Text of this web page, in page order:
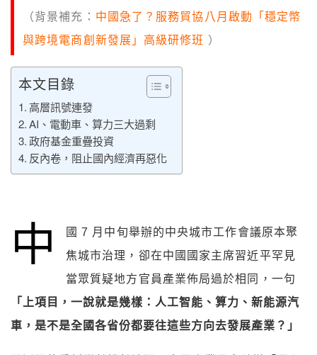
（背景補充： 中國急了？服務貿協八月啟動「穩定幣
與跨境電商創新發展」高級研修班 ）
本文目錄
高層訊號連發
AI、電動車、算力三大過剩
政府基金重疊投資
反內卷，阻止國內經濟再惡化
中
國 7 月中旬舉辦的中央城市工作會議原本聚
焦城市治理，卻在中國國家主席習近平罕見
當眾質疑地方官員產業佈局過於相同，一句
「上項目，一說就是幾樣：人工智能、算力、新能源汽
車，是不是全國各省份都要往這些方向去發展產業？」